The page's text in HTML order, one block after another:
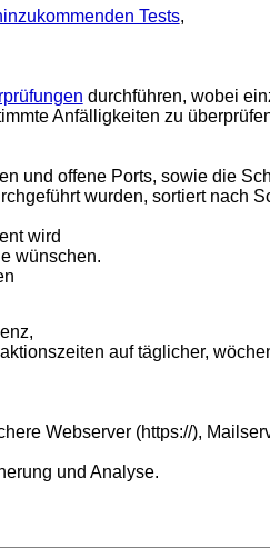
Tests,
durchführen, wobei
Anfälligkeiten zu
und offene Ports, sowie die
wurden, sortiert nach
wird
wünschen.
auf täglicher,
Webserver (https://),
und Analyse.